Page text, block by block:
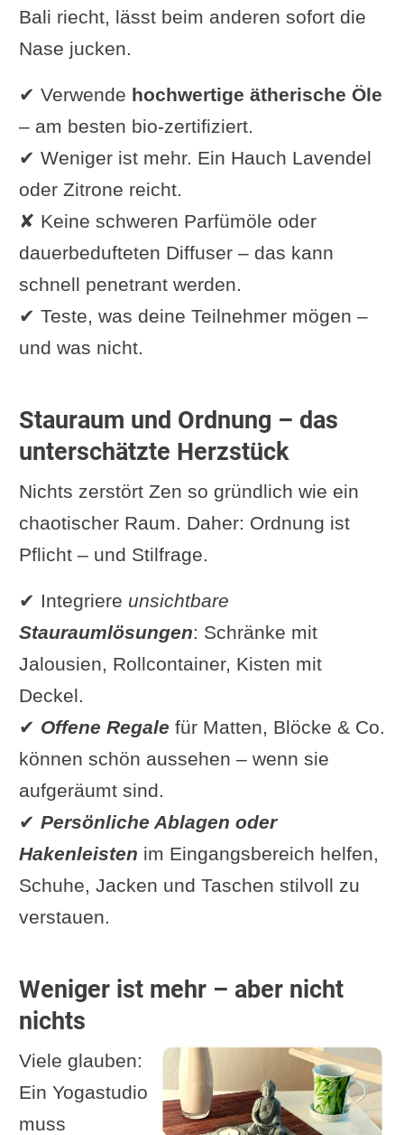
Bali riecht, lässt beim anderen sofort die
Nase jucken.
✔ Verwende hochwertige ätherische Öle
– am besten bio-zertifiziert.
✔ Weniger ist mehr. Ein Hauch Lavendel
oder Zitrone reicht.
✘ Keine schweren Parfümöle oder
dauerbedufteten Diffuser – das kann
schnell penetrant werden.
✔ Teste, was deine Teilnehmer mögen –
und was nicht.
Stauraum und Ordnung – das
unterschätzte Herzstück
Nichts zerstört Zen so gründlich wie ein
chaotischer Raum. Daher: Ordnung ist
Pflicht – und Stilfrage.
✔ Integriere unsichtbare
Stauraumlösungen: Schränke mit
Jalousien, Rollcontainer, Kisten mit
Deckel.
✔ Offene Regale für Matten, Blöcke & Co.
können schön aussehen – wenn sie
aufgeräumt sind.
✔ Persönliche Ablagen oder
Hakenleisten im Eingangsbereich helfen,
Schuhe, Jacken und Taschen stilvoll zu
verstauen.
Weniger ist mehr – aber nicht
nichts
Viele glauben:
Ein Yogastudio
muss